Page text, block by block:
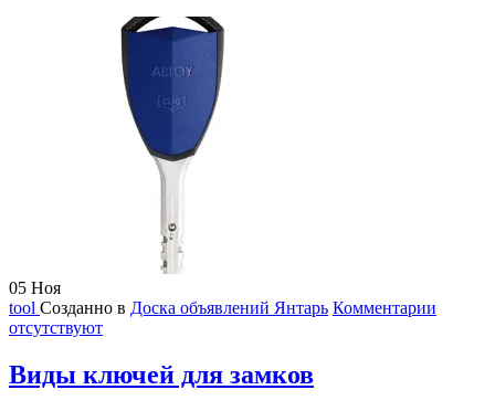
05 Ноя
tool Созданно в Доска объявлений Янтарь Комментарии
отсутствуют
Виды ключей для замков